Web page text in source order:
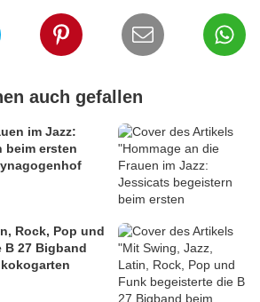
auch gefallen
im Jazz:
beim ersten
Rock, Pop und
B 27 Bigband